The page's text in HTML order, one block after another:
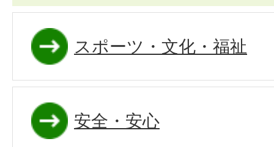
スポーツ・文化・福祉
安全・安心